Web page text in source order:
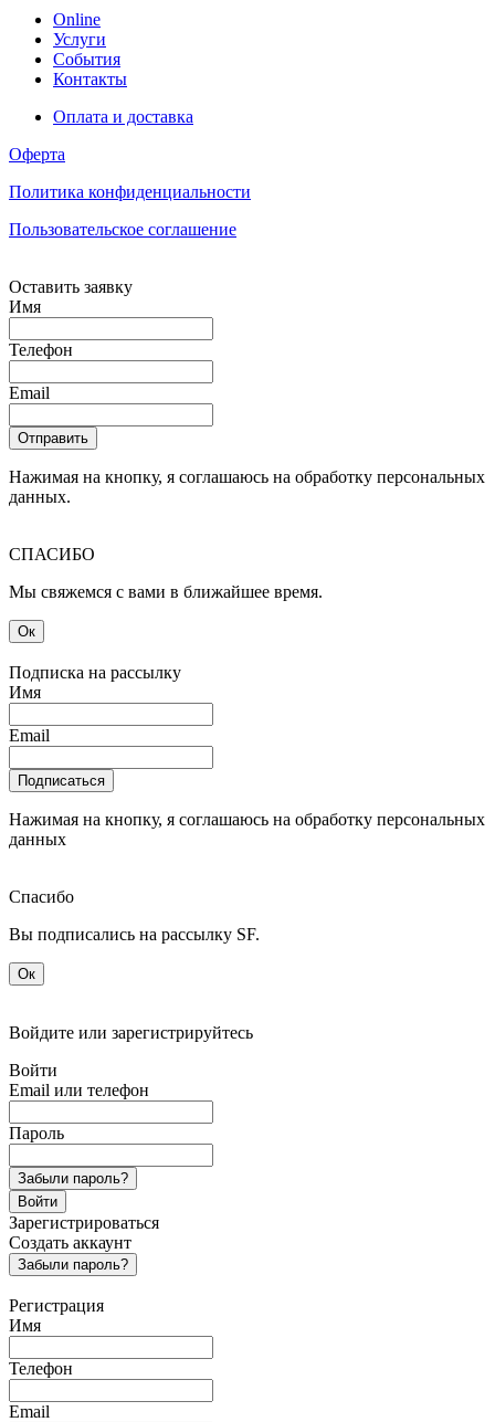
Online
Услуги
События
Контакты
Оплата и доставка
Оферта
Политика конфиденциальности
Пользовательское соглашение
Оставить заявку
Имя
Телефон
Email
Отправить
Нажимая на кнопку, я соглашаюсь на обработку персональных
данных.
СПАСИБО
Мы свяжемся с вами в ближайшее время.
Ок
Подписка на рассылку
Имя
Email
Подписаться
Нажимая на кнопку, я соглашаюсь на обработку персональных
данных
Спасибо
Вы подписались на рассылку SF.
Ок
Войдите или зарегистрируйтесь
Войти
Email или телефон
Пароль
Забыли пароль?
Войти
Зарегистрироваться
Создать аккаунт
Забыли пароль?
Регистрация
Имя
Телефон
Email